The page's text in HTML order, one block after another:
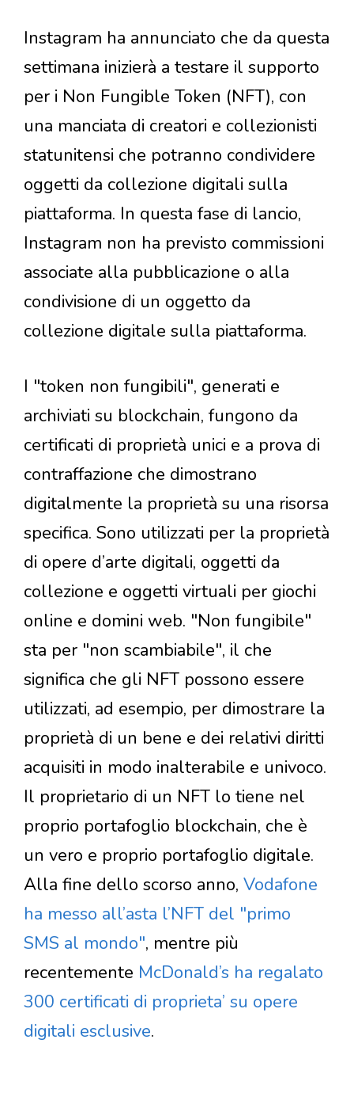
Instagram ha annunciato che da questa
settimana inizierà a testare il supporto
per i Non Fungible Token (NFT), con
una manciata di creatori e collezionisti
statunitensi che potranno condividere
oggetti da collezione digitali sulla
piattaforma. In questa fase di lancio,
Instagram non ha previsto commissioni
associate alla pubblicazione o alla
condivisione di un oggetto da
collezione digitale sulla piattaforma.
I "token non fungibili", generati e
archiviati su blockchain, fungono da
certificati di proprietà unici e a prova di
contraffazione che dimostrano
digitalmente la proprietà su una risorsa
specifica. Sono utilizzati per la proprietà
di opere d’arte digitali, oggetti da
collezione e oggetti virtuali per giochi
online e domini web. "Non fungibile"
sta per "non scambiabile", il che
significa che gli NFT possono essere
utilizzati, ad esempio, per dimostrare la
proprietà di un bene e dei relativi diritti
acquisiti in modo inalterabile e univoco.
Il proprietario di un NFT lo tiene nel
proprio portafoglio blockchain, che è
un vero e proprio portafoglio digitale.
Alla fine dello scorso anno, Vodafone
ha messo all’asta l’NFT del "primo
SMS al mondo", mentre più
recentemente McDonald’s ha regalato
300 certificati di proprieta’ su opere
digitali esclusive.